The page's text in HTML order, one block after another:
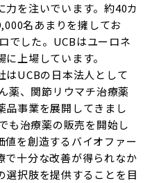
力を注いでいます。約40カ
名あまりを擁してお
でした。UCBはユーロネ
上場しています。
はUCBの日本法人として
薬、関節リウマチ治療薬
品事業を展開してきまし
も治療薬の販売を開始し
値を創造するバイオファー
で十分な改善が得られなか
選択肢を提供することを目